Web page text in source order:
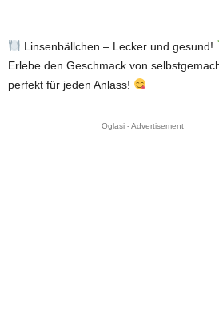
Linsenbällchen – Lecker und gesund!
Erlebe den Geschmack von
perfekt für jeden Anlass!
Oglasi - Advertisement